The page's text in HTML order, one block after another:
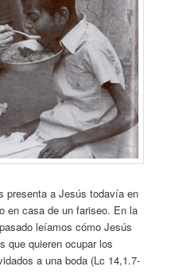
presenta a Jesús todavía en
en casa de un fariseo. En la
leíamos cómo Jesús
que quieren ocupar los
a una boda (Lc 14,1.7-